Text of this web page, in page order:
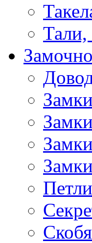
Тали,
Петли